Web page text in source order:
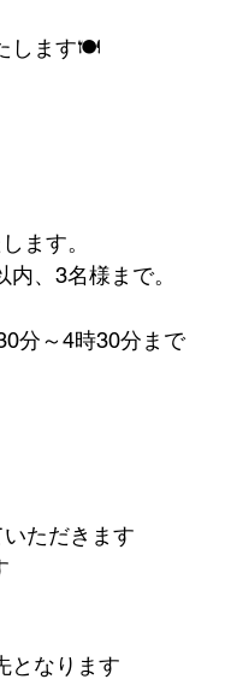
します🍽
ます。
、3名様まで。
分～4時30分まで
ただきます
となります